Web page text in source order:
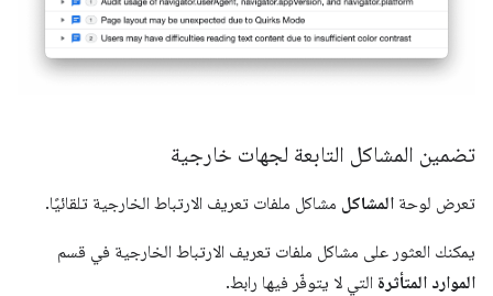
تضمين المشاكل التابعة لجهات خارجية
تعرض لوحة المشاكل مشاكل ملفات تعريف الارتباط الخارجية تلقائيًا.
يمكنك العثور على مشاكل ملفات تعريف الارتباط الخارجية في قسم
الموارد المتأثرة التي لا يتوفّر فيها رابط.